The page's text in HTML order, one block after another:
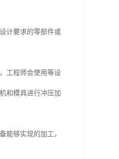
计要求的零部件或
工程师会使用等设
和模具进行冲压加
能够实现的加工，